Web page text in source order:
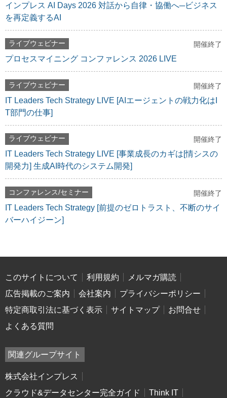
インプレス AI Days 2026 対話から自律・協働へ─ビジネス
を再定義するAI
ライブウェビナー 開催終了
プロセスマイニング コンファレンス 2026 LIVE
ライブウェビナー 開催終了
IT Leaders Tech Strategy LIVE [AIエージェントの戦力化はI
T部門の仕事]
ライブウェビナー 開催終了
IT Leaders Tech Strategy LIVE [事業成長のカギは[情シスの
開発力] 生成AI時代のシステム開発]
コンファレンス/セミナー 開催終了
IT Leaders Tech Strategy [前提のゼロトラスト、不断のサイ
バーハイジーン]
このサイトについて 利用規約
メルマガ購読
広告掲載のご案内
会社案内
プライバシーポリシー
特定商取引法に基づく表示
サイトマップ
お問合せ
よくある質問
関連グループサイト
株式会社インプレス
クラウド&データセンター完全ガイド
Think IT